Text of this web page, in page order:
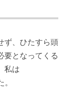
ず、ひたすら頭
要となってくる
私は